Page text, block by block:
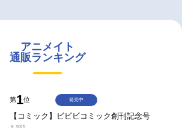
アニメイト
通販ランキング
第1位
【コミック】ビビビコミック創刊記念号
￥935
発売中